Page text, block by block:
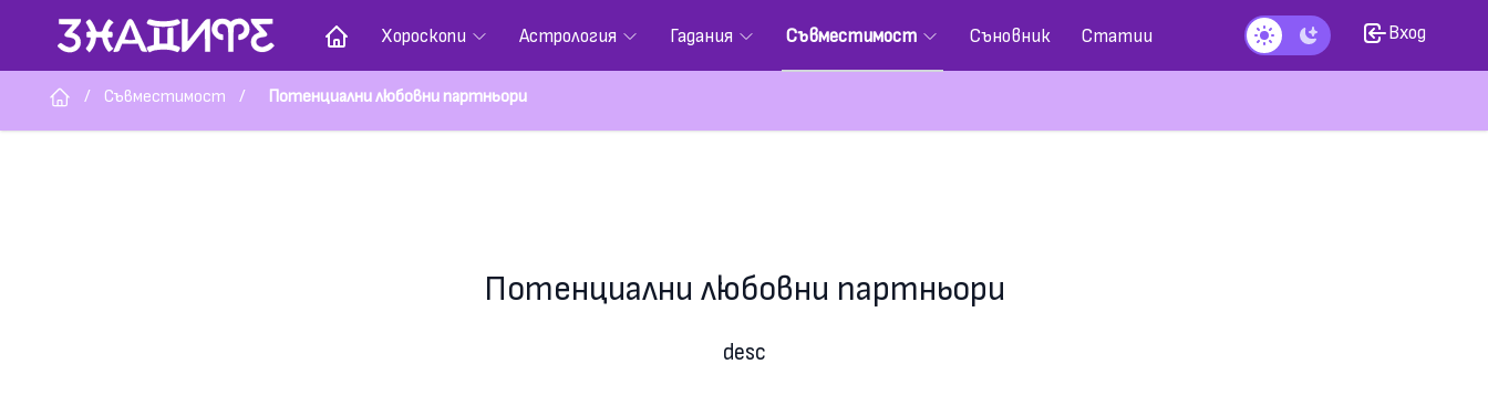
Хороскопи Астрология Гадания Съвместимост Съновник Статии Тъмен режим
Вход
/ Съвместимост / Потенциални любовни партньори
Потенциални любовни партньори
desc